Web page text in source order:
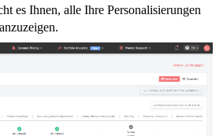
es Ihnen, alle Ihre Personalisierungen
.